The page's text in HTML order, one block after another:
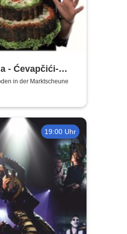
- Ćevapčići-
Liebe, Leib
in der Marktscheune
19:00 Uhr